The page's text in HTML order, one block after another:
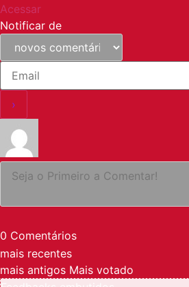
Acessar
Notificar de
0 Comentários
mais recentes
mais antigos Mais votado